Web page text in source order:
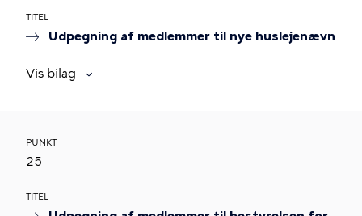
TITEL
Udpegning af medlemmer til nye huslejenævn
Vis bilag
PUNKT
25
TITEL